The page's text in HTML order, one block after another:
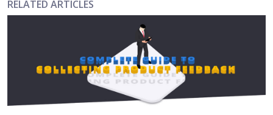
RELATED ARTICLES